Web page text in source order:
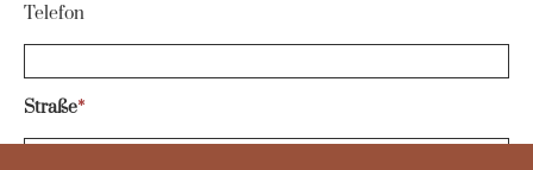
Telefon
Straße*